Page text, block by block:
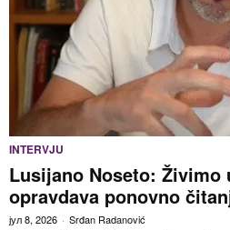
INTERVJU
Lusijano Noseto: Živimo
opravdava ponovno
јул 8, 2026 Srđan Radanović